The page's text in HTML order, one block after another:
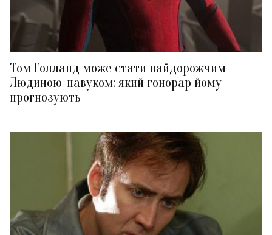
Том Голланд може стати найдорожчим
Людиною-павуком: який гонорар йому
прогнозують